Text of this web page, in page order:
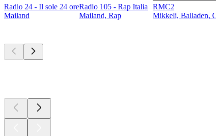
Radio 24 - Il sole 24 ore
Mailand
Radio 105 - Rap Italia
Mailand, Rap
RMC2
Mikkeli, Balladen,